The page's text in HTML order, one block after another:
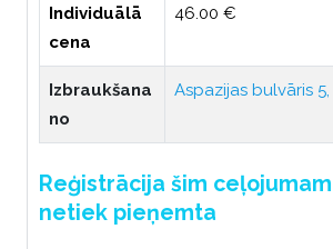
Individuālā
cena
46.00 €
Izbraukšana
no
Aspazijas bulvāris
Reģistrācija šim
netiek pieņemta